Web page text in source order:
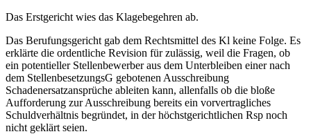
Das Erstgericht wies das Klagebegehren ab.
Das Berufungsgericht gab dem Rechtsmittel des Kl keine Folge. Es
erklärte die ordentliche Revision für zulässig, weil die Fragen, ob
ein potentieller Stellenbewerber aus dem Unterbleiben einer nach
dem StellenbesetzungsG gebotenen Ausschreibung
Schadenersatzansprüche ableiten kann, allenfalls ob die bloße
Aufforderung zur Ausschreibung bereits ein vorvertragliches
Schuldverhältnis begründet, in der höchstgerichtlichen Rsp noch
nicht geklärt seien.